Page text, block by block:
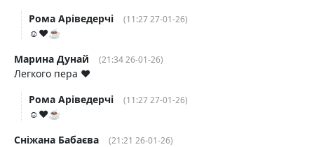
Рома Аріведерчі
(11:27 27-01-26)
☺️❤️☕️
Марина Дунай
(21:34 26-01-26)
Легкого пера ❤️
Рома Аріведерчі
(11:27 27-01-26)
☺️❤️☕️
Сніжана Бабаєва
(21:21 26-01-26)